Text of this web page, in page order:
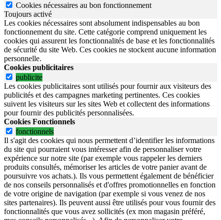
Cookies nécessaires au bon fonctionnement
Toujours activé
Les cookies nécessaires sont absolument indispensables au bon
fonctionnement du site. Cette catégorie comprend uniquement les
cookies qui assurent les fonctionnalités de base et les fonctionnalités
de sécurité du site Web. Ces cookies ne stockent aucune information
personnelle.
Cookies publicitaires
publicite
Les cookies publicitaires sont utilisés pour fournir aux visiteurs des
publicités et des campagnes marketing pertinentes. Ces cookies
suivent les visiteurs sur les sites Web et collectent des informations
pour fournir des publicités personnalisées.
Cookies Fonctionnels
fonctionnels
Il s'agit des cookies qui nous permettent d’identifier les informations
du site qui pourraient vous intéresser afin de personnaliser votre
expérience sur notre site (par exemple vous rappeler les derniers
produits consultés, mémoriser les articles de votre panier avant de
poursuivre vos achats.). Ils vous permettent également de bénéficier
de nos conseils personnalisés et d'offres promotionnelles en fonction
de votre origine de navigation (par exemple si vous venez de nos
sites partenaires). Ils peuvent aussi être utilisés pour vous fournir des
fonctionnalités que vous avez sollicités (ex mon magasin préféré,